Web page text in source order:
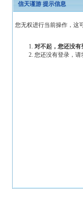
信天谨游 提示信息
您无权进行当前操作，这
对不起，您还没有
您还没有登录，请